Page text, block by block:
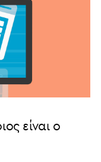
είναι ο